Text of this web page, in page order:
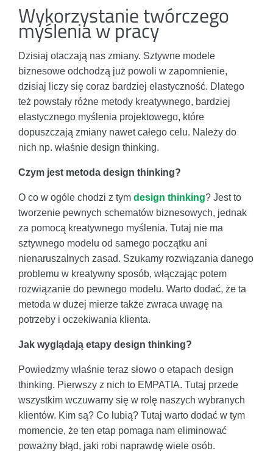
Wykorzystanie twórczego
myślenia w pracy
Dzisiaj otaczają nas zmiany. Sztywne modele
biznesowe odchodzą już powoli w zapomnienie,
dzisiaj liczy się coraz bardziej elastyczność. Dlatego
też powstały różne metody kreatywnego, bardziej
elastycznego myślenia projektowego, które
dopuszczają zmiany nawet całego celu. Należy do
nich np. właśnie design thinking.
Czym jest metoda design thinking?
O co w ogóle chodzi z tym design thinking? Jest to
tworzenie pewnych schematów biznesowych, jednak
za pomocą kreatywnego myślenia. Tutaj nie ma
sztywnego modelu od samego początku ani
nienaruszalnych zasad. Szukamy rozwiązania danego
problemu w kreatywny sposób, włączając potem
rozwiązanie do pewnego modelu. Warto dodać, że ta
metoda w dużej mierze także zwraca uwagę na
potrzeby i oczekiwania klienta.
Jak wyglądają etapy design thinking?
Powiedzmy właśnie teraz słowo o etapach design
thinking. Pierwszy z nich to EMPATIA. Tutaj przede
wszystkim wczuwamy się w rolę naszych wybranych
klientów. Kim są? Co lubią? Tutaj warto dodać w tym
momencie, że ten etap pomaga nam eliminować
poważny błąd, jaki robi naprawdę wiele osób.